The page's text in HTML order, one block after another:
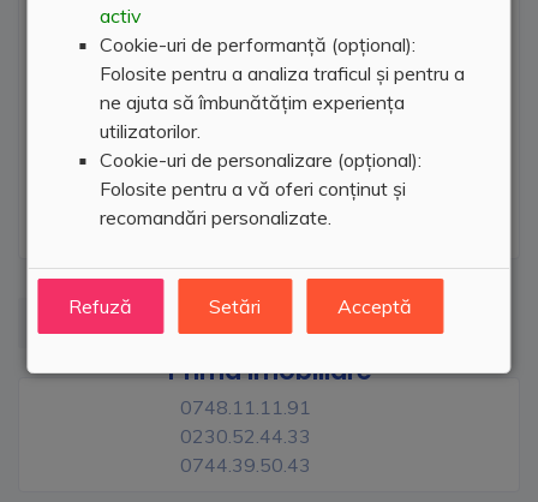
activ
Cookie-uri de performanță (opțional):
Folosite pentru a analiza traficul și pentru a
ne ajuta să îmbunătățim experiența
utilizatorilor.
Cookie-uri de personalizare (opțional):
Folosite pentru a vă oferi conținut și
recomandări personalizate.
Refuză Setări Acceptă
Prima Imobiliare
0748.11.11.91
0230.52.44.33
0744.39.50.43